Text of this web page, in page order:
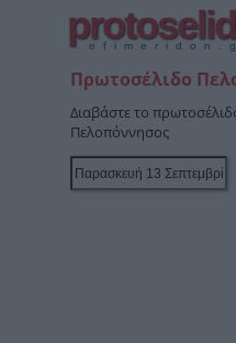
Πρωτοσέλιδο
Διαβάστε το
Πελοπόννησος